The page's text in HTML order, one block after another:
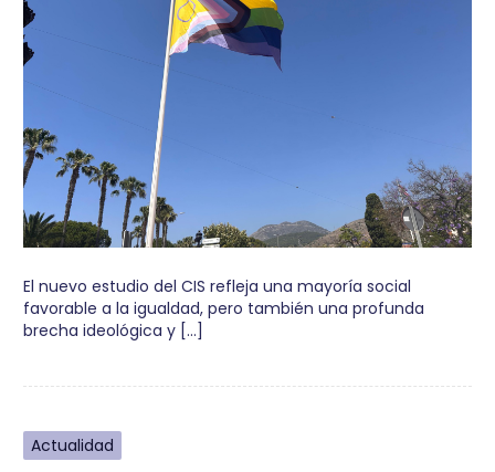
El nuevo estudio del CIS refleja una mayoría social
favorable a la igualdad, pero también una profunda
brecha ideológica y […]
Actualidad